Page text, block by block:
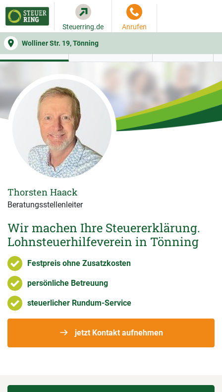
Wolliner Str. 19, Tönning
Steuerring.de Anrufen
WER SIE BERÄT BEITRAGSRECHNER
Wir machen Ihre Steuererklärung.
Lohnsteuerhilfeverein in Tönning
Festpreis ohne Zusatzkosten
persönliche Betreuung
steuerlicher Rundum-Service
jetzt Kontakt aufnehmen
Thorsten Haack
Beratungsstellenleiter